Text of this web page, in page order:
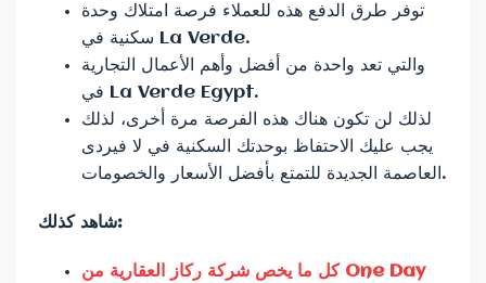
توفر طرق الدفع هذه للعملاء فرصة امتلاك وحدة
سكنية في La Verde.
والتي تعد واحدة من أفضل وأهم الأعمال التجارية
في La Verde Egypt.
لذلك لن تكون هناك هذه الفرصة مرة أخرى، لذلك
يجب عليك الاحتفاظ بوحدتك السكنية في لا فيردى
العاصمة الجديدة للتمتع بأفضل الأسعار والخصومات.
شاهد كذلك:
كل ما يخص شركة ركاز العقارية من One Day